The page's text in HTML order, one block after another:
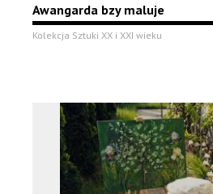
Awangarda bzy maluje
Kolekcja Sztuki XX i XXI wieku